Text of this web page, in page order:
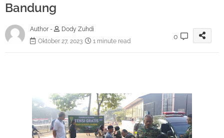
Bandung
Author -
Dody Zuhdi
Oktober 27, 2023
1 minute read
0